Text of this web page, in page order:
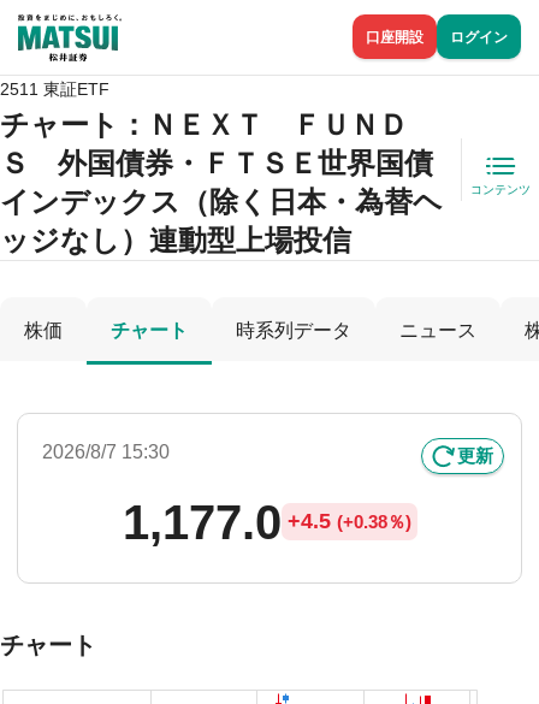
口座開設 ログイン
2511 東証ETF
チャート： ＮＥＸＴ ＦＵＮＤ
Ｓ 外国債券・ＦＴＳＥ世界国債
インデックス（除く日本・為替ヘ
ッジなし）連動型上場投信
コンテンツ
株価 チャート 時系列データ ニュース
2026/8/7 15:30 更新
1,177.0 +4.5 (+0.38％)
チャート